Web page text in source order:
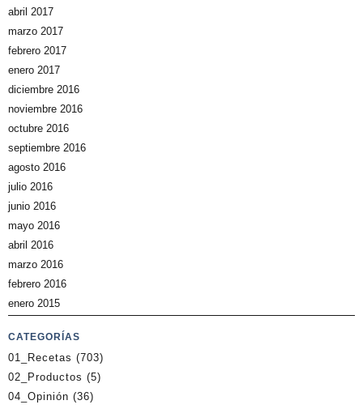
abril 2017
marzo 2017
febrero 2017
enero 2017
diciembre 2016
noviembre 2016
octubre 2016
septiembre 2016
agosto 2016
julio 2016
junio 2016
mayo 2016
abril 2016
marzo 2016
febrero 2016
enero 2015
CATEGORÍAS
01_Recetas (703)
02_Productos (5)
04_Opinión (36)